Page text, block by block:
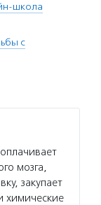
школа
с
мозга,
закупает
химические